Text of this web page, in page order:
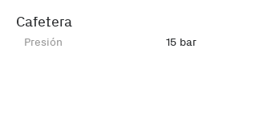
Cafetera
Presión 15 bar